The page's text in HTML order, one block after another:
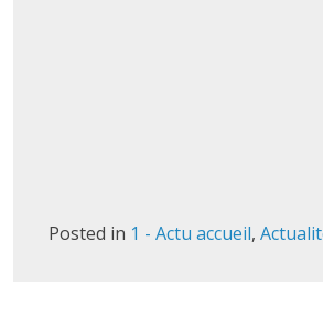
Posted in 1 - Actu accueil,